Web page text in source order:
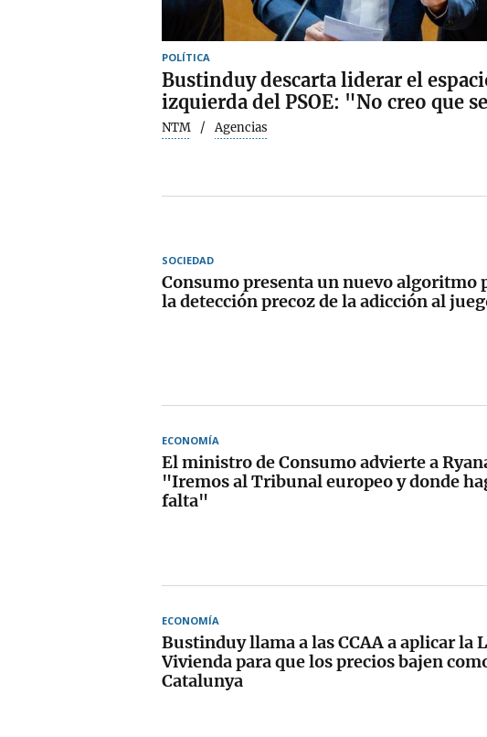
POLÍTICA
Bustinduy descarta liderar el
izquierda del PSOE: "No creo que
NTM Agencias
SOCIEDAD
Consumo presenta un nuevo algoritmo
la detección precoz de la adicción al
ECONOMÍA
El ministro de Consumo advierte a
"Iremos al Tribunal europeo y donde
falta"
ECONOMÍA
Bustinduy llama a las CCAA a aplicar la
Vivienda para que los precios bajen
Catalunya